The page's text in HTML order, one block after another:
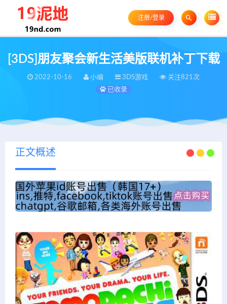
注册/登录
[3DS]朋友聚会新生活美版联机补丁下载
2022-10-16 小编 3DS游戏
关注821次
已收录
正文概述